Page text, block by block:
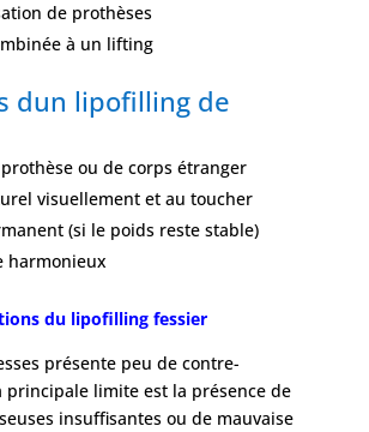
de prothèses
à un lifting
dun lipofilling de
ou de corps étranger
visuellement et au toucher
(si le poids reste stable)
harmonieux
du lipofilling fessier
présente peu de contre-
principale limite est la présence de
insuffisantes ou de mauvaise